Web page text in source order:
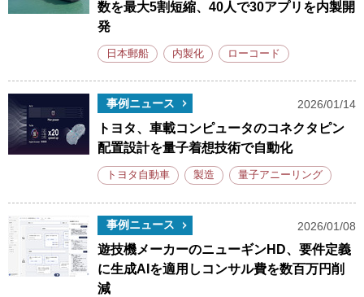
数を最大5割短縮、40人で30アプリを内製開
発
日本郵船 内製化 ローコード
事例ニュース 2026/01/14
トヨタ、車載コンピュータのコネクタピン
配置設計を量子着想技術で自動化
トヨタ自動車 製造 量子アニーリング
事例ニュース 2026/01/08
遊技機メーカーのニューギンHD、要件定義
に生成AIを適用しコンサル費を数百万円削
減